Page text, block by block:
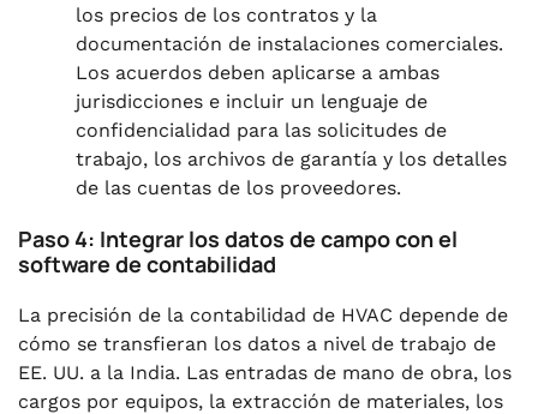
los precios de los contratos y la
documentación de instalaciones comerciales.
Los acuerdos deben aplicarse a ambas
jurisdicciones e incluir un lenguaje de
confidencialidad para las solicitudes de
trabajo, los archivos de garantía y los detalles
de las cuentas de los proveedores.
Paso 4: Integrar los datos de campo con el
software de contabilidad
La precisión de la contabilidad de HVAC depende de
cómo se transfieran los datos a nivel de trabajo de
EE. UU. a la India. Las entradas de mano de obra, los
cargos por equipos, la extracción de materiales, los